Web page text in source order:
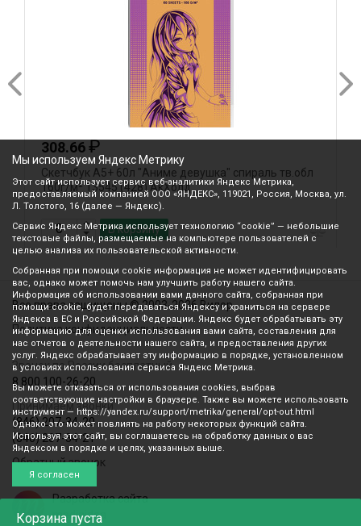
Корзина пуста
308.66₽
Скетчбук А5+ 60л "Аниме девушка" спираль тв.обл
160г/м² 13545 (428) АкХолд
В корзину
Все права защищены © 2003-2026 Вилор
Политика конфиденциальности
Звонок по России бесплатный
8 800 100-26-20
Принимаем звонки
(846) 207-34-20
(846) 207-34-21
Обратный звонок
Разработка сайта
mediaidea
Мы используем Яндекс Метрику
Этот сайт использует сервис веб-аналитики Яндекс Метрика,
предоставляемый компанией ООО «ЯНДЕКС», 119021, Россия, Москва, ул.
Л. Толстого, 16 (далее — Яндекс).
Сервис Яндекс Метрика использует технологию “cookie” — небольшие
текстовые файлы, размещаемые на компьютере пользователей с
целью анализа их пользовательской активности.
Собранная при помощи cookie информация не может идентифицировать
вас, однако может помочь нам улучшить работу нашего сайта.
Информация об использовании вами данного сайта, собранная при
помощи cookie, будет передаваться Яндексу и храниться на сервере
Яндекса в ЕС и Российской Федерации. Яндекс будет обрабатывать эту
информацию для оценки использования вами сайта, составления для
нас отчетов о деятельности нашего сайта, и предоставления других
услуг. Яндекс обрабатывает эту информацию в порядке, установленном
в условиях использования сервиса Яндекс Метрика.
Вы можете отказаться от использования cookies, выбрав
соответствующие настройки в браузере. Также вы можете использовать
инструмент — https://yandex.ru/support/metrika/general/opt-out.html
Однако это может повлиять на работу некоторых функций сайта.
Используя этот сайт, вы соглашаетесь на обработку данных о вас
Яндексом в порядке и целях, указанных выше.
Я согласен